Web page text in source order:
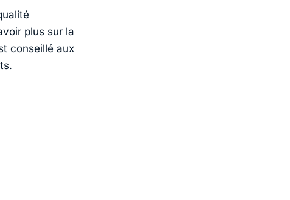
plus sur la
conseillé aux